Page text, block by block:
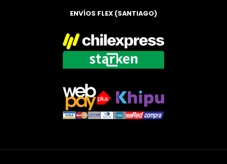
ENVÍOS FLEX (SANTIAGO)